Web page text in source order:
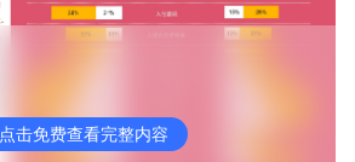
点击免费查看完整内容